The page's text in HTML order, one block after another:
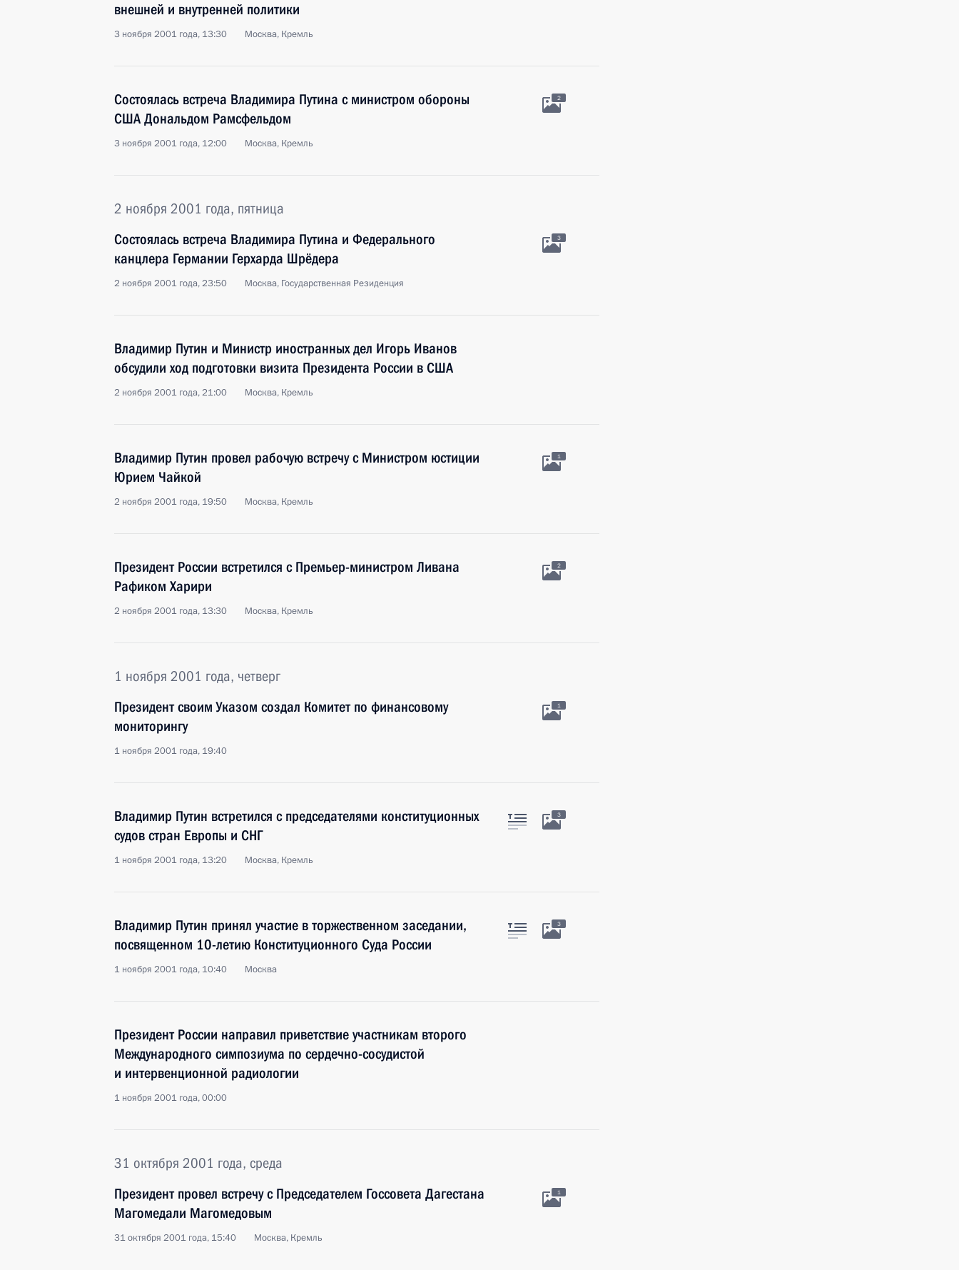
внешней и внутренней политики
3 ноября 2001 года, 13:30 Москва, Кремль
Состоялась встреча Владимира Путина с министром обороны
США Дональдом Рамсфельдом
3 ноября 2001 года, 12:00 Москва, Кремль
2
2 ноября 2001 года, пятница
Состоялась встреча Владимира Путина и Федерального
канцлера Германии Герхарда Шрёдера
2 ноября 2001 года, 23:50 Москва, Государственная Резиденция
3
Владимир Путин и Министр иностранных дел Игорь Иванов
обсудили ход подготовки визита Президента России в США
2 ноября 2001 года, 21:00 Москва, Кремль
Владимир Путин провел рабочую встречу с Министром юстиции
Юрием Чайкой
2 ноября 2001 года, 19:50 Москва, Кремль
1
Президент России встретился с Премьер-министром Ливана
Рафиком Харири
2 ноября 2001 года, 13:30 Москва, Кремль
2
1 ноября 2001 года, четверг
Президент своим Указом создал Комитет по финансовому
мониторингу
1 ноября 2001 года, 19:40
1
Владимир Путин встретился с председателями конституционных
судов стран Европы и СНГ
1 ноября 2001 года, 13:20 Москва, Кремль
3
Владимир Путин принял участие в торжественном заседании,
посвященном 10-летию Конституционного Суда России
1 ноября 2001 года, 10:40 Москва
3
Президент России направил приветствие участникам второго
Международного симпозиума по сердечно-сосудистой
и интервенционной радиологии
1 ноября 2001 года, 00:00
31 октября 2001 года, среда
Президент провел встречу с Председателем Госсовета Дагестана
Магомедали Магомедовым
31 октября 2001 года, 15:40 Москва, Кремль
1